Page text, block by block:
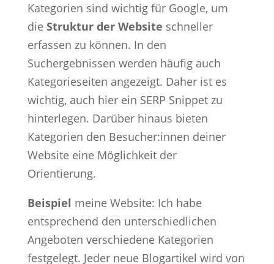
Kategorien sind wichtig für Google, um
die Struktur der Website schneller
erfassen zu können. In den
Suchergebnissen werden häufig auch
Kategorieseiten angezeigt. Daher ist es
wichtig, auch hier ein SERP Snippet zu
hinterlegen. Darüber hinaus bieten
Kategorien den Besucher:innen deiner
Website eine Möglichkeit der
Orientierung.
Beispiel meine Website: Ich habe
entsprechend den unterschiedlichen
Angeboten verschiedene Kategorien
festgelegt. Jeder neue Blogartikel wird von